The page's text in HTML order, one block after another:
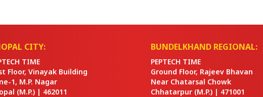
CITY:
TIME
Floor, Vinayak Building
1, M.P. Nagar
(M.P.) | 462011
BUNDELKHAND REGIONAL:
PEPTECH TIME
Ground Floor, Rajeev Bhavan
Near Chatarsal Chowk
Chhatarpur (M.P.) | 471001